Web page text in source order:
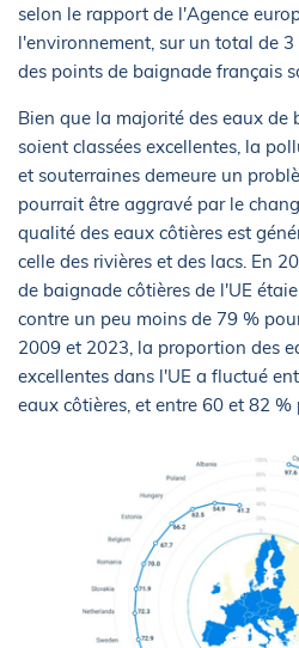
selon le rapport de l'Agence
l'environnement, sur un total de
des points de baignade français
Bien que la majorité des eaux de
soient classées excellentes, la
et souterraines demeure un
pourrait être aggravé par le
qualité des eaux côtières est
celle des rivières et des lacs. En
de baignade côtières de l'UE
contre un peu moins de 79 %
2009 et 2023, la proportion des
excellentes dans l'UE a fluctué
eaux côtières, et entre 60 et 82 %